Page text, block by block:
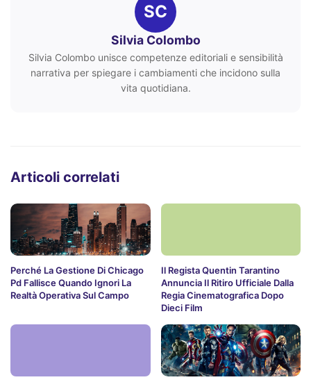
SC
Silvia Colombo
Silvia Colombo unisce competenze editoriali e sensibilità
narrativa per spiegare i cambiamenti che incidono sulla
vita quotidiana.
Articoli correlati
Perché La Gestione Di Chicago
Pd Fallisce Quando Ignori La
Realtà Operativa Sul Campo
Il Regista Quentin Tarantino
Annuncia Il Ritiro Ufficiale Dalla
Regia Cinematografica Dopo
Dieci Film